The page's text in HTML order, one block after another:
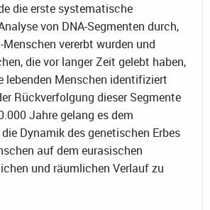
die erste systematische
von DNA-Segmenten durch,
vererbt wurden und
die vor langer Zeit gelebt haben,
lebenden Menschen identifiziert
Rückverfolgung dieser Segmente
Jahre gelang es dem
Dynamik des genetischen Erbes
auf dem eurasischen
und räumlichen Verlauf zu